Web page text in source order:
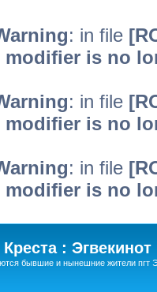
: in file
modifier is no
: in file
modifier is no
: in file
modifier is no
: Эгвекинот
бывшие и нынешние жители пгт